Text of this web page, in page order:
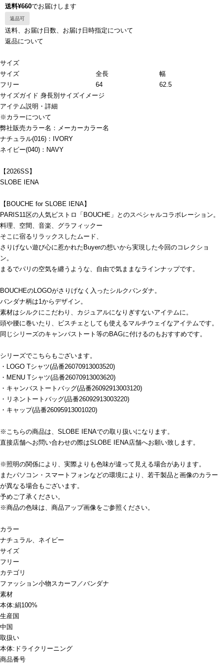
送料¥660でお届けします
返品可
送料、お届け日数、お届け日時指定について
返品について
サイズ
サイズ
全長
幅
フリー
64
62.5
サイズガイド 身長別サイズイメージ
アイテム説明・詳細
※カラーについて
弊社販売カラー名：メーカーカラー名
ナチュラル(016)：IVORY
ネイビー(040)：NAVY
【2026SS】
SLOBE IENA
【BOUCHE for SLOBE IENA】
PARIS11区の人気ビストロ「BOUCHE」とのスペシャルコラボレーション。
料理、空間、音楽、グラフィックー
そこに宿るリラックスしたムード、
さりげない遊び心に惹かれたBuyerの想いから実現した今回のコレクショ
ン。
まるでパリの空気を纏うような、自由で気ままなラインナップです。
BOUCHEのLOGOがさりげなく入ったシルクバンダナ。
バンダナ柄は1からデザイン。
素材はシルクにこだわり、カジュアルになりぎすないアイテムに。
頭や腰に巻いたり、ビスチェとしても使えるマルチウェイなアイテムです。
同じシリーズのキャンバストート等のBAGに付けるのもおすすめです。
シリーズでこちらもございます。
・LOGO Tシャツ(品番26070913003520)
・MENU Tシャツ(品番26070913003620)
・キャンバストートバッグ(品番26092913003120)
・リネントートバッグ(品番26092913003220)
・キャップ(品番26095913001020)
※こちらの商品は、SLOBE IENAでの取り扱いになります。
直接店舗へお問い合わせの際はSLOBE IENA店舗へお願い致します。
※照明の関係により、実際よりも色味が違って見える場合があります。
またパソコン・スマートフォンなどの環境により、若干製品と画像のカラー
が異なる場合もございます。
予めご了承ください。
※商品の色味は、商品アップ画像をご参照ください。
カラー
ナチュラル、ネイビー
サイズ
フリー
カテゴリ
ファッション小物スカーフ／バンダナ
素材
本体:絹100%
生産国
中国
取扱い
本体:ドライクリーニング
商品番号